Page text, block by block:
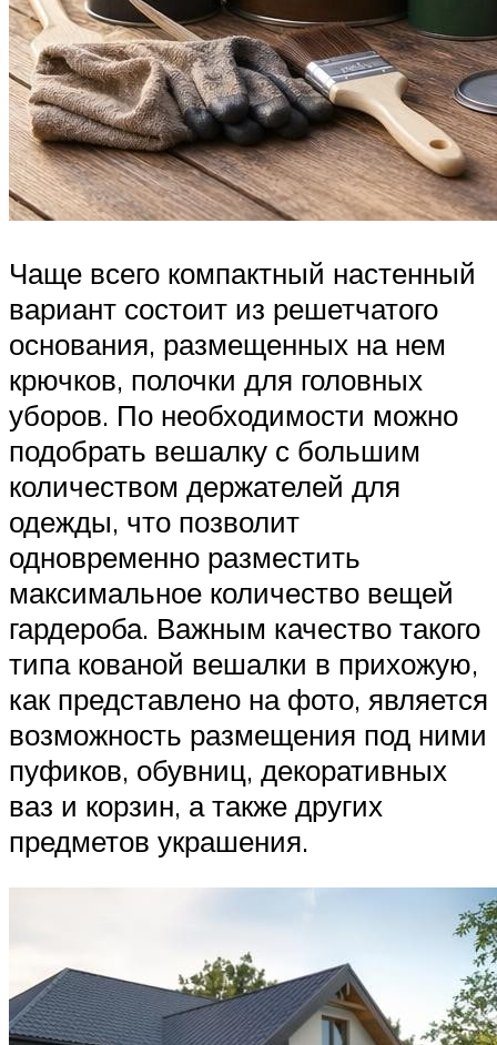
Чаще всего компактный настенный
вариант состоит из решетчатого
основания, размещенных на нем
крючков, полочки для головных
уборов. По необходимости можно
подобрать вешалку с большим
количеством держателей для
одежды, что позволит
одновременно разместить
максимальное количество вещей
гардероба. Важным качество такого
типа кованой вешалки в прихожую,
как представлено на фото, является
возможность размещения под ними
пуфиков, обувниц, декоративных
ваз и корзин, а также других
предметов украшения.